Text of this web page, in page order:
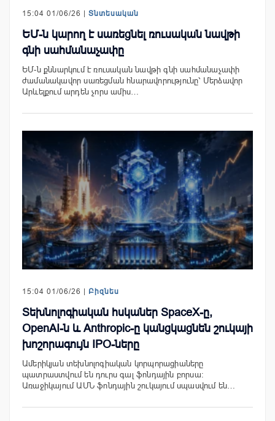
15:04 01/06/26 | Տնտեսական
ԵՄ-ն կարող է սառեցնել ռուսական նավթի
գնի սահմանաչափը
ԵՄ-ն քննարկում է ռուսական նավթի գնի սահմանաչափի
ժամանակավոր սառեցման հնարավորությունը՝ Մերձավոր
Արևելքում արդեն չորս ամիս…
15:04 01/06/26 | Բիզնես
Տեխնոլոգիական հսկաներ SpaceX-ը,
OpenAI-ն և Anthropic-ը կանցկացնեն շուկայի
խոշորագույն IPO-ները
Ամերիկյան տեխնոլոգիական կորպորացիաները
պատրաստվում են դուրս գալ ֆոնդային բորսա։
Առաջիկայում ԱՄՆ ֆոնդային շուկայում սպասվում են…